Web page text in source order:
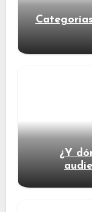
¿Y